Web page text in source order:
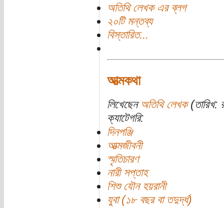
অতিথি লেখক এর ব্লগ
২০টি মন্তব্য
বিস্তারিত...
আত্মকথা
লিখেছেন অতিথি লেখক(তারিখ:
ক্যাটেগরি:
দিনপঞ্জি
আত্মজীবনী
স্মৃতিচারণ
নারী সপ্তাহ
শিশু যৌন হয়রানী
যুবা (১৮ বছর বা তদুর্দ্ধ)